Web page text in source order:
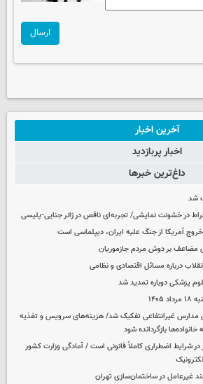
ارسال
آخرین اخبار
اخبار پربازدید
داغ‌ترین خبرها
شد
در خشونت نمایشی/ تجربه‌ای ناقص در ژانر جنایی-پلیسی
خروج آمریکا از جنگ علیه ایران، دیپلماسی است
مضاعف بر دوش مردم جازموریان
درباره مسائل اقتصادی و نظامی
غیرانتفاعی تفکیک شد/ هزینه‌های سرویس و تغذیه
بازگردانده شود
شرایط اضطراری کاملاً قانونی است / آمادگی وزارت کشور
غیرعامل در ساختمان‌سازی تهران